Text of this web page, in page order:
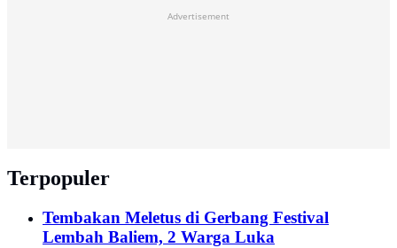
Advertisement
Terpopuler
Tembakan Meletus di Gerbang Festival
Lembah Baliem, 2 Warga Luka